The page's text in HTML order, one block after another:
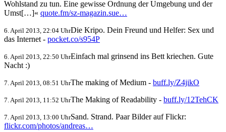
Wohlstand zu tun. Eine gewisse Ordnung der Umgebung und der
Umst[…]« quote.fm/sz-magazin.sue…
6. April 2013, 22:04 UhrDie Kripo. Dein Freund und Helfer: Sex und
das Internet - pocket.co/s954P
6. April 2013, 22:50 UhrEinfach mal grinsend ins Bett kriechen. Gute
Nacht :)
7. April 2013, 08:51 UhrThe making of Medium - buff.ly/Z4jikO
7. April 2013, 11:52 UhrThe Making of Readability - buff.ly/12TehCK
7. April 2013, 13:00 UhrSand. Strand. Paar Bilder auf Flickr:
flickr.com/photos/andreas…